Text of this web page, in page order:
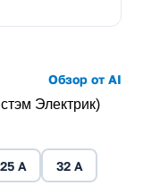
Обзор от AI
Электрик)
25 А 32 А